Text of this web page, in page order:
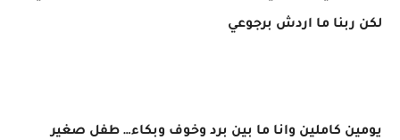
لكن ربنا ما اردش برجوعي
يومين كاملين وانا ما بين برد وخوف وبكاء… طفل صغير